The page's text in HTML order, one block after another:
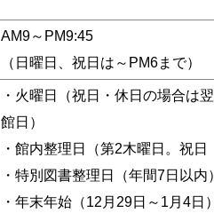
AM9～PM9:45
（日曜日、祝日は～PM6まで）
・火曜日（祝日・休日の場合は
館日）
・館内整理日（第2木曜日。祝
・特別図書整理日（年間7日以内
・年末年始（12月29日～1月4日